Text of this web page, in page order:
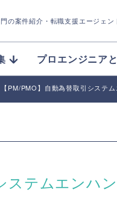
の案件紹介 ・転職支援エージェン
プロエンジニア
【PM/PMO】自動為替取引システ
ステムエンハ